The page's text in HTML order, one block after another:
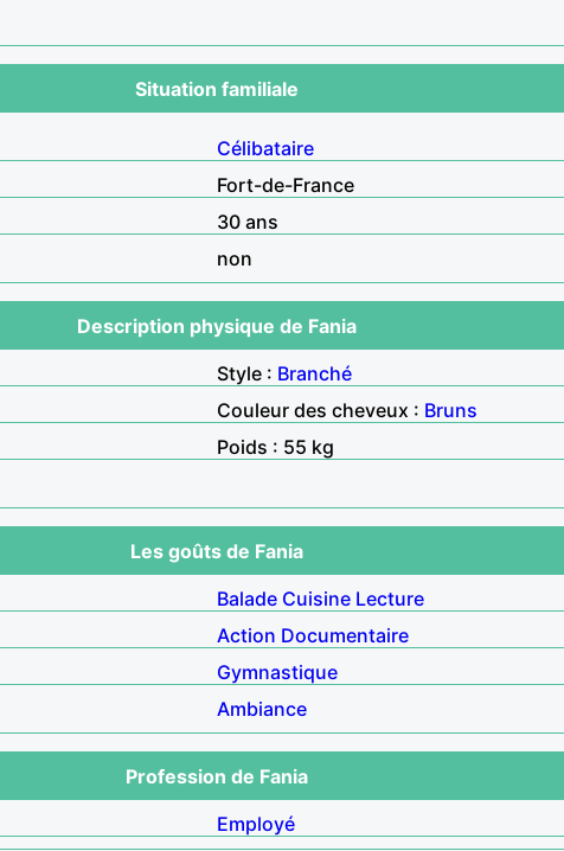
Situation familiale
Célibataire
Fort-de-France
30 ans
non
Description physique de Fania
Style : Branché
Couleur des cheveux : Bruns
Poids : 55 kg
Les goûts de Fania
Balade Cuisine Lecture
Action Documentaire
Gymnastique
Ambiance
Profession de Fania
Employé